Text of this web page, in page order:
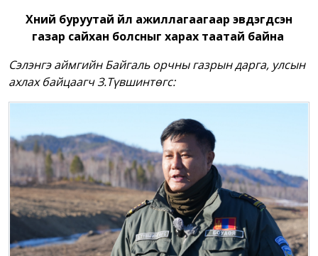
Хүний буруутай үйл ажиллагаагаар эвдэгдсэн
газар сайхан болсныг харах таатай байна
Сэлэнгэ аймгийн Байгаль орчны газрын дарга, улсын
ахлах байцаагч З.Түвшинтөгс: